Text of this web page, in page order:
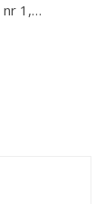
nr 1,…